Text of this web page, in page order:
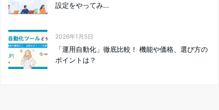
設定をやってみ...
2026年1月5日
「運用自動化」徹底比較！ 機能や価格、選び方の
ポイントは？